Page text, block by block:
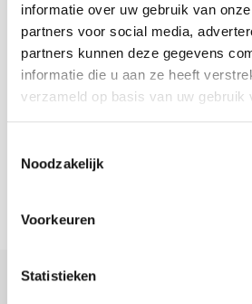
informatie over uw gebruik van
partners voor social media,
partners kunnen deze gegevens
informatie die u aan ze heeft
verzameld op basis van uw gebruik
Noodzakelijk
Voorkeuren
Statistieken
Winnaars worden uiterlijk medio
persoonlijk gecontacteerd.
Over de uitslag kan niet worden
gecorrespondeerd.